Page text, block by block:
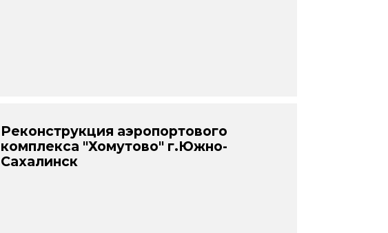
Реконструкция аэропортового
комплекса "Хомутово" г.Южно-
Сахалинск